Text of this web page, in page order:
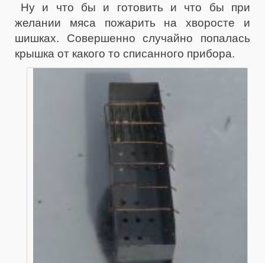
Ну и что бы и готовить и что бы при
желании мяса пожарить на хворосте и
шишках. Совершенно случайно попалась
крышка от какого то списанного прибора.